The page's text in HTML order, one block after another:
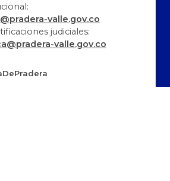
valle.gov.co
judiciales:
valle.gov.co